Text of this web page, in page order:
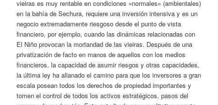
vieiras es muy rentable en condiciones «normales» (ambientales)
en la bahía de Sechura, requiere una inversión intensiva y es un
negocio extremadamente riesgoso desde el punto de vista
financiero, por ejemplo, cuando las dinámicas relacionadas con
El Niño provocan la mortandad de las vieiras. Después de una
privatización de facto en manos de aquellos con los medios
financieros, la capacidad de asumir riesgos y otras capacidades,
la última ley ha allanado el camino para que los inversores a gran
escala posean todos los derechos de propiedad importantes y
tomen el control de todos los activos estratégicos. pasos del